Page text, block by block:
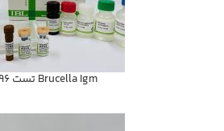
Brucella Igm تست 96